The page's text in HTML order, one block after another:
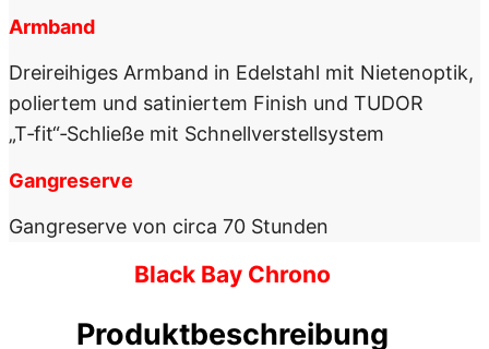
Armband
Dreireihiges Armband in Edelstahl mit Nietenoptik,
poliertem und satiniertem Finish und TUDOR
„T‑fit“‑Schließe mit Schnellverstellsystem
Gangreserve
Gangreserve von circa 70 Stunden
Black Bay Chrono
Produktbeschreibung